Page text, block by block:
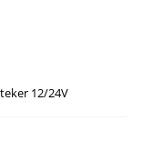
12/24V